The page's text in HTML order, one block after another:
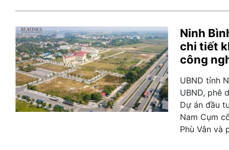
Ninh
chi tiết
công
UBND tỉnh
UBND, phê
Dự án đầu
Nam Cụm
Phù Vân và